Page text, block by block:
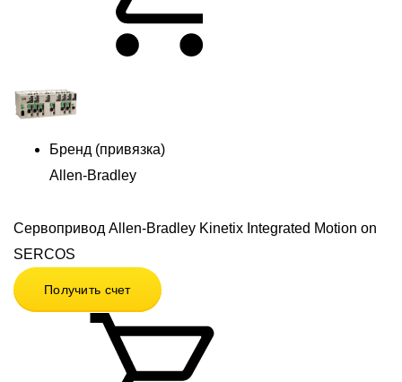
Бренд (привязка)
Allen-Bradley
Сервопривод Allen-Bradley Kinetix Integrated Motion on
SERCOS
Получить счет